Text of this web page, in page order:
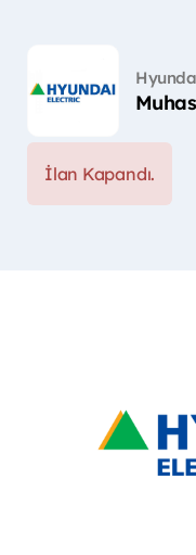
İlan Kapandı.